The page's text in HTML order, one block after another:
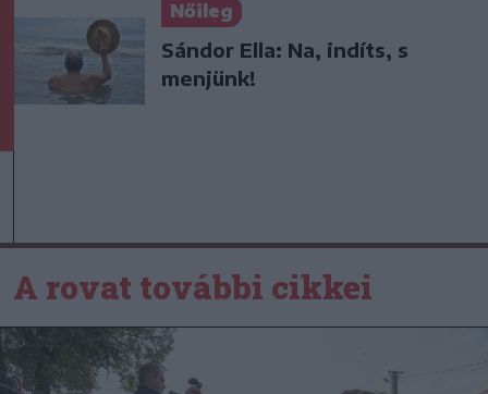
Nőileg
Sándor Ella: Na, indíts, s
menjünk!
A rovat további cikkei